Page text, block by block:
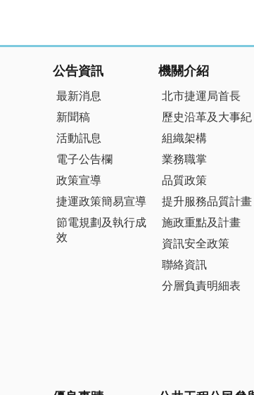
公告資訊
最新消息
新聞稿
活動訊息
電子公告欄
政策宣導
捷運政策簡易宣導
節電規劃及執行成
效
機關介紹
北市捷運局首長
歷史沿革及大事紀
組織架構
業務職掌
品質政策
提升服務品質計畫
施政重點及計畫
資訊安全政策
聯絡資訊
分層負責明細表